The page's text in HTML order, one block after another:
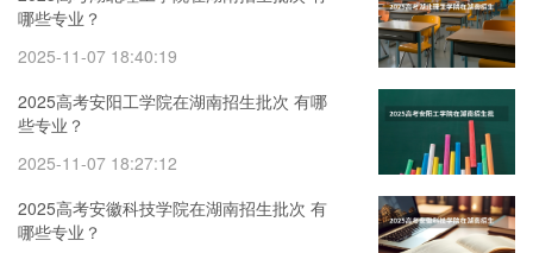
哪些专业？
2025-11-07 18:40:19
2025高考安阳工学院在湖南招生批次 有哪
些专业？
2025-11-07 18:27:12
2025高考安徽科技学院在湖南招生批次 有
哪些专业？